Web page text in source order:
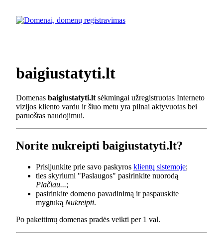
baigiustatyti.lt
Domenas baigiustatyti.lt sėkmingai užregistruotas Interneto
vizijos kliento vardu ir šiuo metu yra pilnai aktyvuotas bei
paruoštas naudojimui.
Norite nukreipti baigiustatyti.lt?
Prisijunkite prie savo paskyros klientų sistemoje;
ties skyriumi "Paslaugos" pasirinkite nuorodą
Plačiau...;
pasirinkite domeno pavadinimą ir paspauskite
mygtuką Nukreipti.
Po pakeitimų domenas pradės veikti per 1 val.